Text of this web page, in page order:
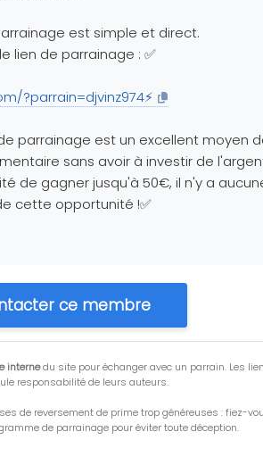
est simple et direct.
lien de parrainage : ✅
?parrain=djvinz974⚡
parrainage est un excellent moyen
sans avoir à investir de
de gagner jusqu'à 50€, il n'y a
cette opportunité !✅
ce membre
internedu site pour échanger avec un parrain. Les
responsabilité de leurs auteurs.
de reversement de prime trop généreuses : fiez-
de parrainage pour éviter toute déception.